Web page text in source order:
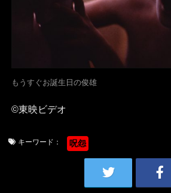
もうすぐお誕生日の俊雄
©東映ビデオ
キーワード： 呪怨